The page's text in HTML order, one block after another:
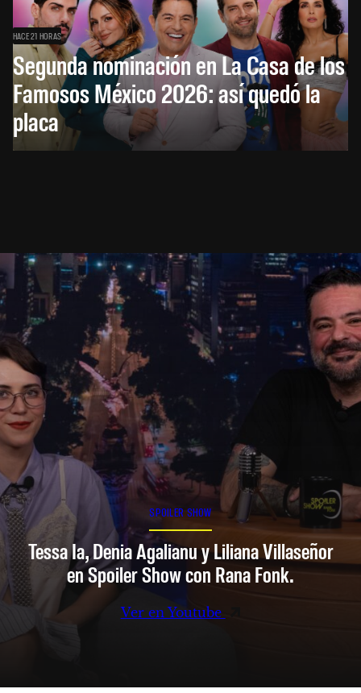
HACE 21 HORAS
Segunda nominación en La Casa de los
Famosos México 2026: así quedó la
placa
SPOILER SHOW
Tessa Ia, Denia Agalianu y Liliana Villaseñor
en Spoiler Show con Rana Fonk.
Ver en Youtube